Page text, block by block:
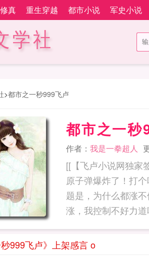
真 重生穿越 都市小说 军史小说
学社
>都市之一秒999飞卢
都市之一秒
作者： 我是一拳超人
[[【飞卢小说网独家
原子弹爆炸了！打
题是，为什么都涨
涨，我控制不好力
市之一秒999
秒999飞卢》上架感言 o